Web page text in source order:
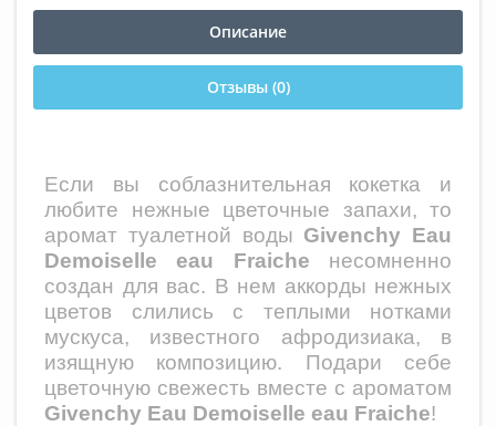
Описание
Отзывы (0)
Если вы соблазнительная кокетка и
любите нежные цветочные запахи, то
аромат туалетной воды Givenchy Eau
Demoiselle eau Fraiche несомненно
создан для вас. В нем аккорды нежных
цветов слились с теплыми нотками
мускуса, известного афродизиака, в
изящную композицию. Подари себе
цветочную свежесть вместе с ароматом
Givenchy Eau Demoiselle eau Fraiche!